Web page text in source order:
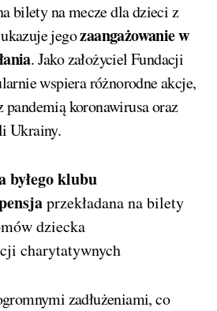
bilety na mecze dla dzieci z
jegozaangażowanie w
. Jako założyciel Fundacji
wspiera różnorodne akcje,
koronawirusa oraz
Ukrainy.
byłego klubu
przekładana na bilety
dziecka
charytatywnych
zadłużeniami, co